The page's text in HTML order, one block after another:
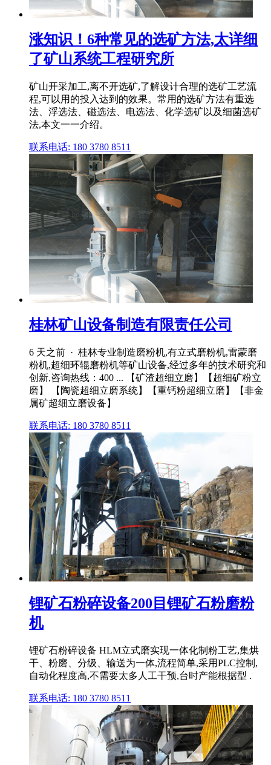
涨知识！6种常见的选矿方法,太详细
了矿山系统工程研究所
矿山开采加工,离不开选矿,了解设计合理的选矿工艺流
程,可以用的投入达到的效果。常用的选矿方法有重选
法、浮选法、磁选法、电选法、化学选矿以及细菌选矿
法,本文一一介绍。
联系电话: 180 3780 8511
桂林矿山设备制造有限责任公司
6 天之前 · 桂林专业制造磨粉机,有立式磨粉机,雷蒙磨
粉机,超细环辊磨粉机等矿山设备,经过多年的技术研究和
创新,咨询热线：400 ... 【矿渣超细立磨】【超细矿粉立
磨】 【陶瓷超细立磨系统】【重钙粉超细立磨】【非金
属矿超细立磨设备】
联系电话: 180 3780 8511
锂矿石粉碎设备200目锂矿石粉磨粉
机
锂矿石粉碎设备 HLM立式磨实现一体化制粉工艺,集烘
干、粉磨、分级、输送为一体,流程简单,采用PLC控制,
自动化程度高,不需要太多人工干预,台时产能根据型 .
联系电话: 180 3780 8511